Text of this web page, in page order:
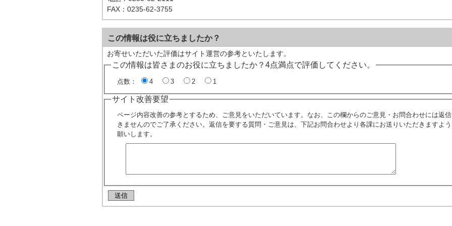
FAX：0235-62-3755
この情報は役に立ちましたか？
お寄せいただいた評価はサイト運営の参考といたします。
この情報は皆さまのお役に立ちましたか？4点満点で評価してください。
点数： 4 3 2 1
サイト改善要望
ページ内容改善の参考とするため、ご意見をいただいています。なお、この欄からのご意見・お問合わせには返
きませんのでご了承ください。返信を要する質問・ご意見は、下記お問合わせより各課にお送りいただきますよ
願いします。